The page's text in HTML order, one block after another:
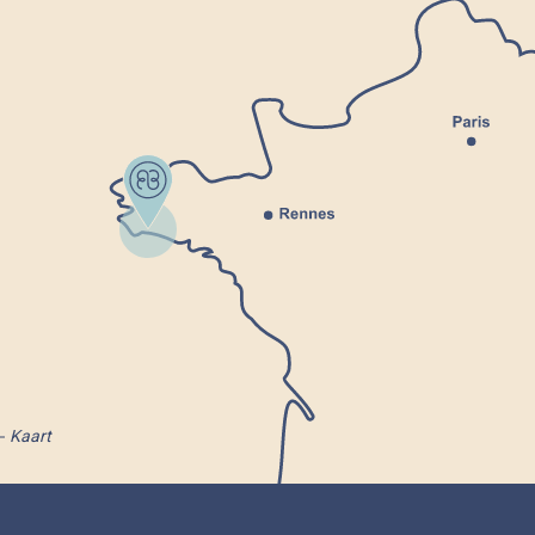
Kaart